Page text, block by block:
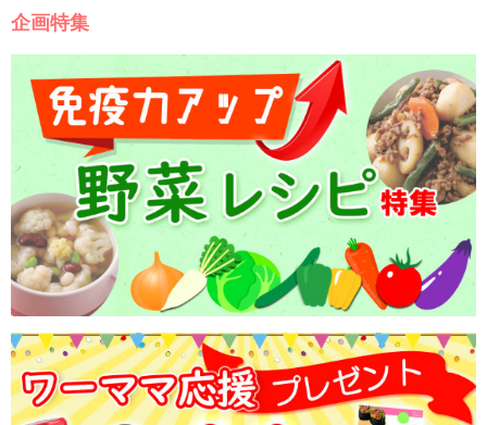
企画特集